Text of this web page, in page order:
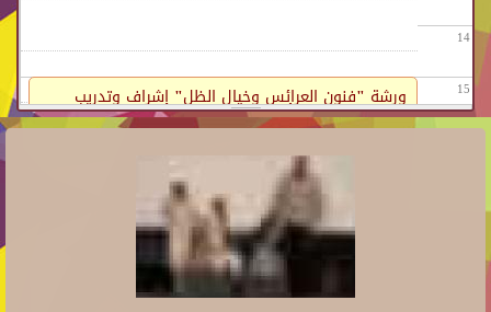
14
15 ورشة "فنون العرائس وخيال الظل" إشراف وتدريب
المخرج المسرحي أ/ مصطفى الصباغ
مركز الإبداع الفنى ببيت السحيمى
ورشة "الحكواتي" لفنون الحكي والأداء إشراف وتدريب
المخرج المسرحي أ/ علي أبوزيد
Repeats every week every Friday until Fri Aug 29 2025.
مركز الإبداع الفنى ببيت السحيمى